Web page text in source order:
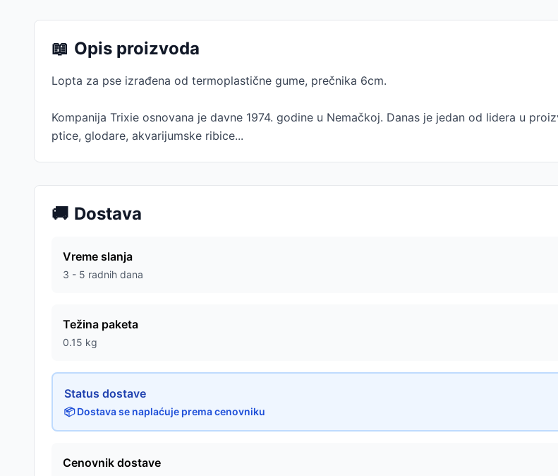
📖 Opis proizvoda
Lopta za pse izrađena od termoplastične gume, prečnika 6cm.
Kompanija Trixie osnovana je davne 1974. godine u Nemačkoj. Danas je jedan od lidera u
ptice, glodare, akvarijumske ribice...
🚚 Dostava
Vreme slanja
3 - 5 radnih dana
Težina paketa
0.15 kg
Status dostave
📦 Dostava se naplaćuje prema cenovniku
Cenovnik dostave